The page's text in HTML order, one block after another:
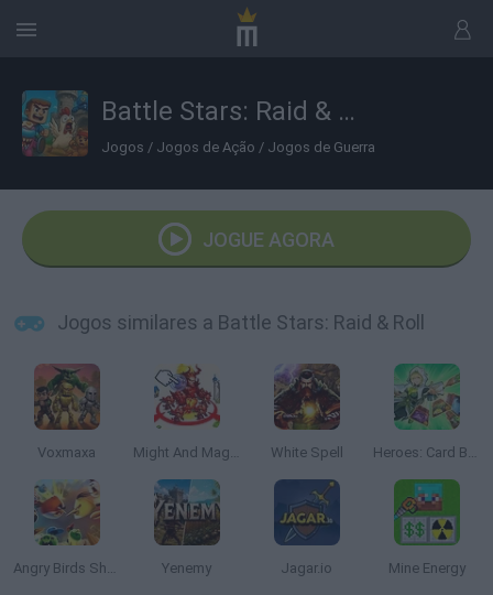
Battle Stars: Raid & Roll
Jogos / Jogos de Ação / Jogos de Guerra
JOGUE AGORA
Jogos similares a Battle Stars: Raid & Roll
Voxmaxa Might And Magic Armies White Spell Heroes: Card Battles
Angry Birds Showdown Yenemy Jagar.io Mine Energy